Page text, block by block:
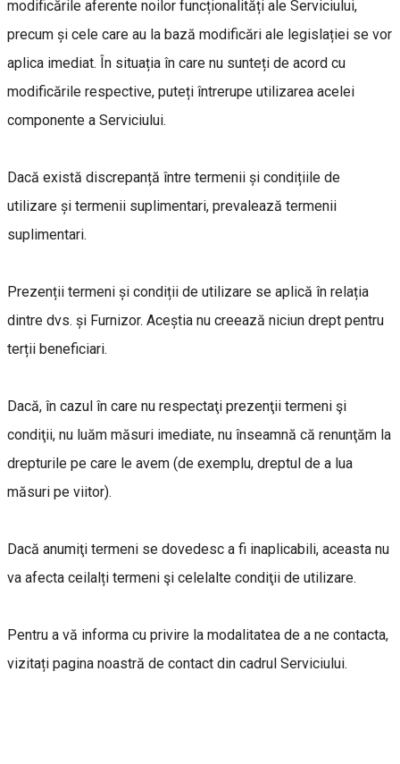
modificările aferente noilor funcționalități ale Serviciului,
precum și cele care au la bază modificări ale legislației se vor
aplica imediat. În situația în care nu sunteți de acord cu
modificările respective, puteți întrerupe utilizarea acelei
componente a Serviciului.
Dacă există discrepanță între termenii și condițiile de
utilizare și termenii suplimentari, prevalează termenii
suplimentari.
Prezenții termeni și condiții de utilizare se aplică în relația
dintre dvs. și Furnizor. Aceștia nu creează niciun drept pentru
terții beneficiari.
Dacă, în cazul în care nu respectaţi prezenţii termeni şi
condiţii, nu luăm măsuri imediate, nu înseamnă că renunţăm la
drepturile pe care le avem (de exemplu, dreptul de a lua
măsuri pe viitor).
Dacă anumiţi termeni se dovedesc a fi inaplicabili, aceasta nu
va afecta ceilalți termeni şi celelalte condiţii de utilizare.
Pentru a vă informa cu privire la modalitatea de a ne contacta,
vizitați pagina noastră de contact din cadrul Serviciului.